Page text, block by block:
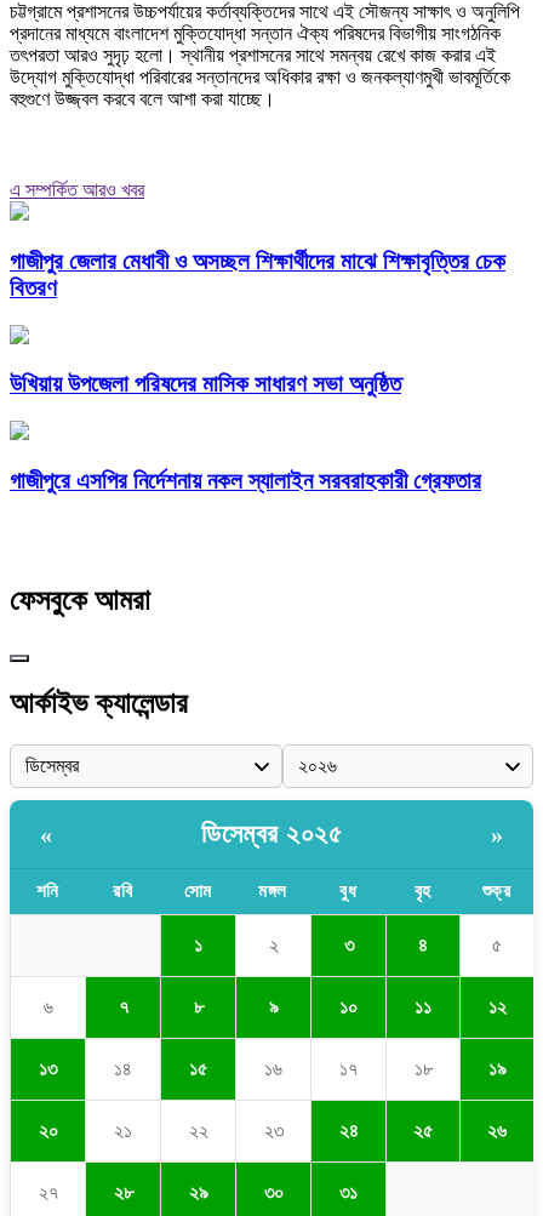
চট্টগ্রামে প্রশাসনের উচ্চপর্যায়ের কর্তাব্যক্তিদের সাথে এই সৌজন্য সাক্ষাৎ ও অনুলিপি
প্রদানের মাধ্যমে বাংলাদেশ মুক্তিযোদ্ধা সন্তান ঐক্য পরিষদের বিভাগীয় সাংগঠনিক
তৎপরতা আরও সুদৃঢ় হলো। স্থানীয় প্রশাসনের সাথে সমন্বয় রেখে কাজ করার এই
উদ্যোগ মুক্তিযোদ্ধা পরিবারের সন্তানদের অধিকার রক্ষা ও জনকল্যাণমুখী ভাবমূর্তিকে
বহুগুণে উজ্জ্বল করবে বলে আশা করা যাচ্ছে।
এ সম্পর্কিত আরও খবর
গাজীপুর জেলার মেধাবী ও অসচ্ছল শিক্ষার্থীদের মাঝে শিক্ষাবৃত্তির চেক
বিতরণ
উখিয়ায় উপজেলা পরিষদের মাসিক সাধারণ সভা অনুষ্ঠিত
গাজীপুরে এসপির নির্দেশনায় নকল স্যালাইন সরবরাহকারী গ্রেফতার
ফেসবুকে আমরা
আর্কাইভ ক্যালেন্ডার
« ডিসেম্বর ২০২৫ »
শনি রবি সোম মঙ্গল বুধ বৃহ শুক্র
১ ২ ৩ ৪ ৫
৬ ৭ ৮ ৯ ১০ ১১ ১২
১৩ ১৪ ১৫ ১৬ ১৭ ১৮ ১৯
২০ ২১ ২২ ২৩ ২৪ ২৫ ২৬
২৭ ২৮ ২৯ ৩০ ৩১